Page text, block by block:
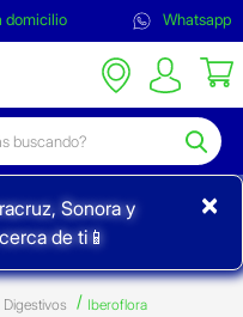
domicilio Whatsapp
Sonora y
de ti📱
×
Digestivos Iberoflora